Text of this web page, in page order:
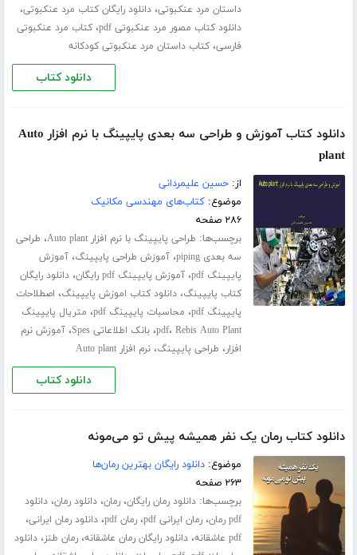
داستان مرد عنکبوتی،دانلود رایگان کتاب مرد عنکبوتی،
دانلود کتاب مصور مرد عنکبوتی pdf ،کتاب مرد عنکبوتی
فارسی،کتاب داستان مرد عنکبوتی کودکانه
دانلود کتاب
دانلود کتاب آموزش و طراحی سه بعدی پایپینگ با نرم افزار Auto
plant
از:حسین علیمردانی
موضوع:کتاب‌های مهندسی مکانیک
۲۸۶ صفحه
برچسب‌ها: طراحی پایپینگ با نرم افزار Auto plant ، طراحی
سه بعدی piping
،آموزش طراحی پایپینگ،آموزش
پایپینگ pdf
،آموزش پایپینگ pdf رایگان ،دانلود رایگان
کتاب پایپینگ،دانلود کتاب اموزش پایپینگ، اصطلاحات
پایپینگ pdf
، محاسبات پایپینگ pdf ، متریال پایپینگ
pdf، Rebis Auto Plant ،بانک اطلاعاتی Spes ،آموزش نرم
افزار، طراحی پایپینگ،نرم افزار Auto plant
دانلود کتاب
دانلود کتاب رمان یک نفر همیشه پیش تو می‌مونه
موضوع:دانلود رایگان بهترین رمان‌ها
۲۶۳ صفحه
برچسب‌ها:دانلود رمان رایگان،رمان،دانلود رمان،دانلود
pdf رمان
،رمان ایرانی pdf ،رمان pdf ،دانلود رمان ایرانی،
pdf عاشقانه ،دانلود رایگان رمان عاشقانه،رمان طنز،دانلود